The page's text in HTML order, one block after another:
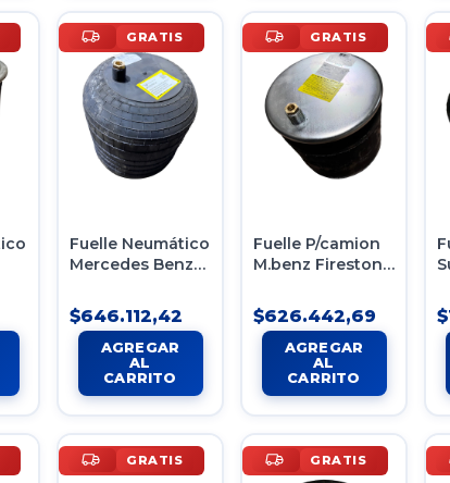
GRATIS
Fuelle Neumático
Mercedes Benz
$646.112,42
GRATIS
Fuelle P/camion
M.benz Firestone
Completo
$626.442,69
GRATIS GRATIS